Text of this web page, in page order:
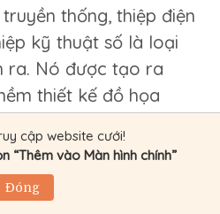
thống, thiệp điện
kỹ thuật số là loại
ra. Nó được tạo ra
thiết kế đồ họa
, bạn cần truy cập vào
cập website cưới!
“Thêm vào Màn hình chính”
Đóng